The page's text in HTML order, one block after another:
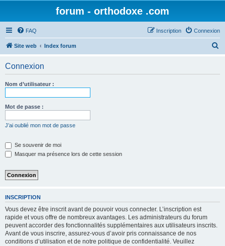
forum - orthodoxe .com
FAQ Connexion
Inscription
Site web Index forum
Connexion
Nom d’utilisateur :
Mot de passe :
J’ai oublié mon mot de passe
Se souvenir de moi
Masquer ma présence lors de cette session
INSCRIPTION
Vous devez être inscrit avant de pouvoir vous connecter. L’inscription est
rapide et vous offre de nombreux avantages. Les administrateurs du forum
peuvent accorder des fonctionnalités supplémentaires aux utilisateurs inscrits.
Avant de vous inscrire, assurez-vous d’avoir pris connaissance de nos
conditions d’utilisation et de notre politique de confidentialité. Veuillez